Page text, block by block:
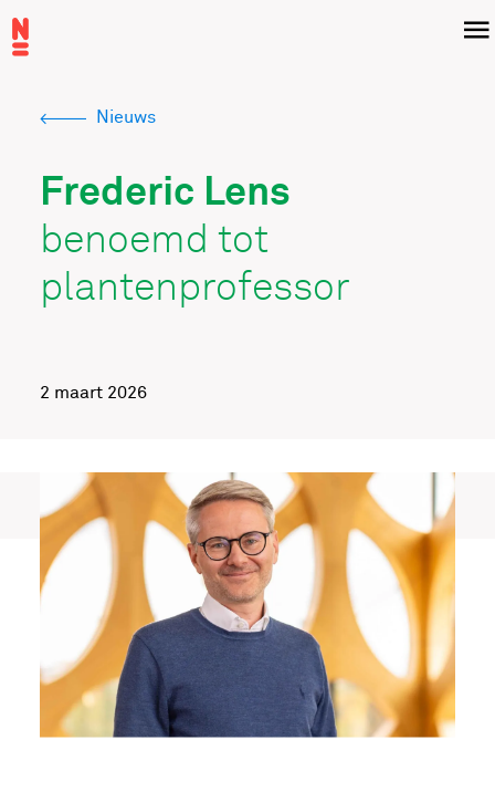
en
inhoud
Menu
Kruimelpad
Nieuws
Frederic Lens
benoemd tot
plantenprofessor
2 maart 2026